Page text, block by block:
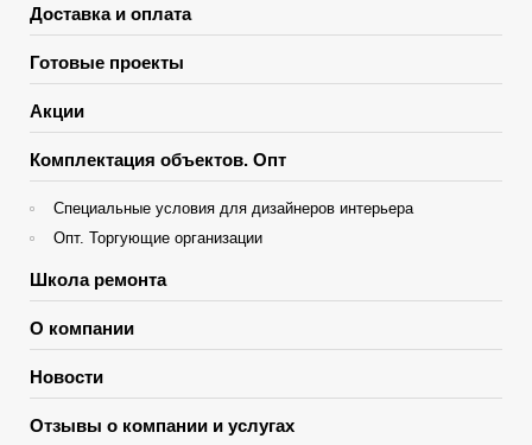
Доставка и оплата
Готовые проекты
Акции
Комплектация объектов. Опт
Специальные условия для дизайнеров интерьера
Опт. Торгующие организации
Школа ремонта
О компании
Новости
Отзывы о компании и услугах